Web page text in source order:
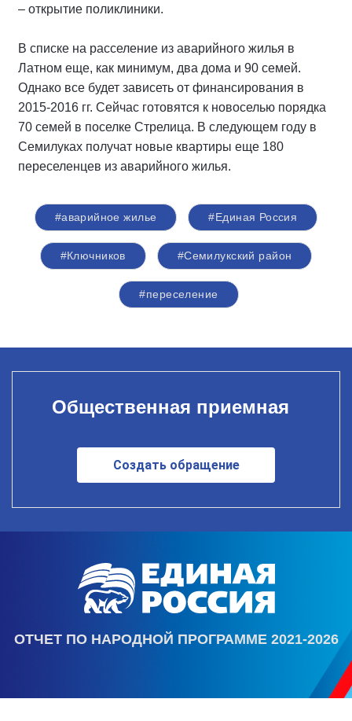
– открытие поликлиники.
В списке на расселение из аварийного жилья в
Латном еще, как минимум, два дома и 90 семей.
Однако все будет зависеть от финансирования в
2015-2016 гг. Сейчас готовятся к новоселью порядка
70 семей в поселке Стрелица. В следующем году в
Семилуках получат новые квартиры еще 180
переселенцев из аварийного жилья.
#аварийное жилье #Единая Россия
#Ключников #Семилукский район
#переселение
Общественная приемная
Создать обращение
ОТЧЕТ ПО НАРОДНОЙ ПРОГРАММЕ 2021-2026